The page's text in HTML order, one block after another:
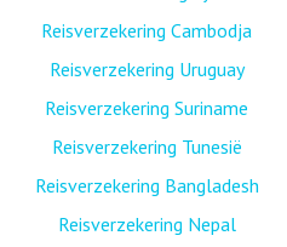
Reisverzekering Cambodja
Reisverzekering Uruguay
Reisverzekering Suriname
Reisverzekering Tunesië
Reisverzekering Bangladesh
Reisverzekering Nepal